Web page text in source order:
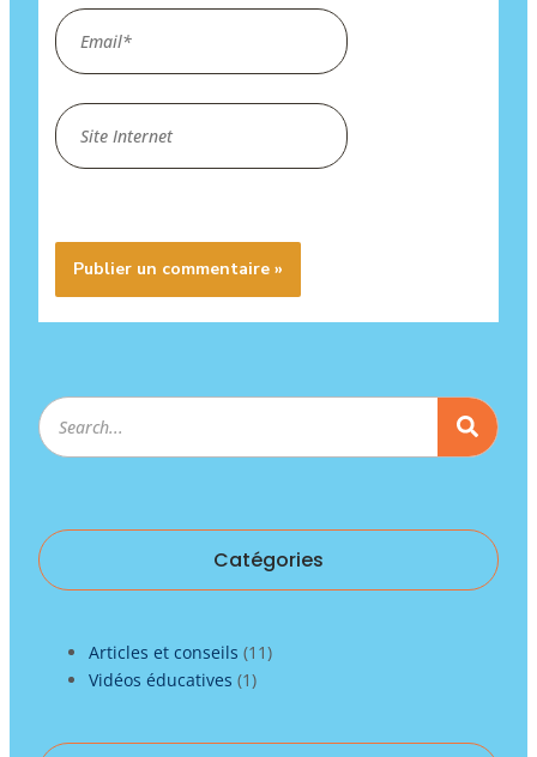
Email*
Site
Internet
Rechercher
Catégories
Articles et conseils (11)
Vidéos éducatives (1)